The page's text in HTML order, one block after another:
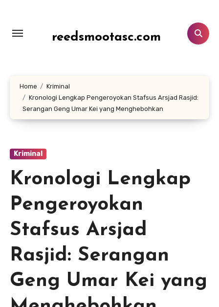
konten
reedsmootasc.com
Home
Kriminal
Kronologi Lengkap Pengeroyokan Stafsus Arsjad Rasjid:
Serangan Geng Umar Kei yang Menghebohkan
Kriminal
Kronologi Lengkap
Pengeroyokan
Stafsus Arsjad
Rasjid: Serangan
Geng Umar Kei yang